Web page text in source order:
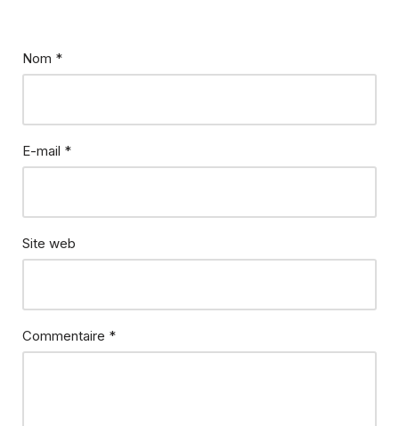
Nom *
E-mail *
Site web
Commentaire *